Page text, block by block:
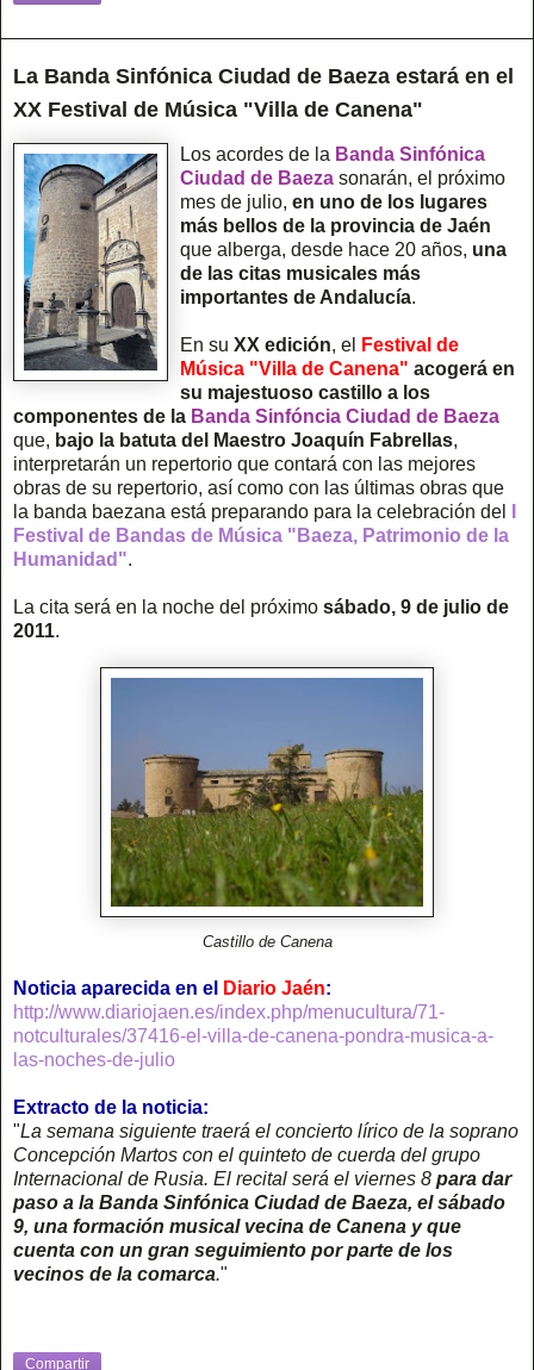
La Banda Sinfónica Ciudad de Baeza estará en el
XX Festival de Música "Villa de Canena"
Los acordes de la Banda Sinfónica
Ciudad de Baeza sonarán, el próximo
mes de julio, en uno de los lugares
más bellos de la provincia de Jaén
que alberga, desde hace 20 años, una
de las citas musicales más
importantes de Andalucía.
En su XX edición, el
Festival de
Música "Villa de Canena" acogerá en
su majestuoso castillo a los
componentes de la Banda Sinfóncia Ciudad de Baeza
que, bajo la batuta del Maestro Joaquín Fabrellas,
interpretarán un repertorio que contará con las mejores
obras de su repertorio, así como con las últimas obras que
la banda baezana está preparando para la celebración del
Festival de Bandas de Música "Baeza, Patrimonio de la
Humanidad".
La cita será en la noche del próximo sábado, 9 de julio de
2011.
Castillo de Canena
Noticia aparecida en el Diario Jaén:
http://www.diariojaen.es/index.php/menucultura/71-
notculturales/37416-el-villa-de-canena-pondra-musica-a-
las-noches-de-julio
Extracto de la noticia:
"La semana siguiente traerá el concierto lírico de la soprano
Concepción Martos con el quinteto de cuerda del grupo
Internacional de Rusia. El recital será el viernes 8 para dar
paso a la Banda Sinfónica Ciudad de Baeza, el sábado
9, una formación musical vecina de Canena y que
cuenta con un gran seguimiento por parte de los
vecinos de la comarca."
Compartir